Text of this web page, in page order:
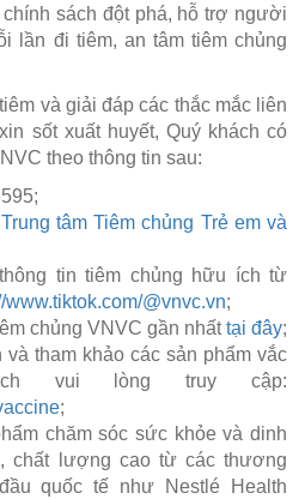
sách đột phá, hỗ trợ người
lần đi tiêm, an tâm tiêm chủng
và giải đáp các thắc mắc liên
sốt xuất huyết, Quý khách có
theo thông tin sau:
tâm Tiêm chủng Trẻ em và
tin tiêm chủng hữu ích từ
www.tiktok.com/@vnvc.vn;
chủng VNVC gần nhấttại đây;
tham khảo các sản phẩm vắc
vui lòng truy cập:
;
chăm sóc sức khỏe và dinh
chất lượng cao từ các thương
quốc tế như Nestlé Health